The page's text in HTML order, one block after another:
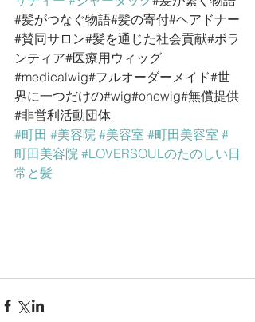
#髪がつなぐ物語#髪の寄付#ヘアドナー
#賛同サロン#髪を通じた社会貢献#ボラ
ンティア#医療用ウィッグ
#medicalwig#フルオーダーメイド#世
界に一つだけの#wig#onewig#無償提供
#非営利活動団体﻿
#町田 #美容院 #美容室 #町田美容室 #
町田美容院 #LOVERSOULのたのしい日
常と髪